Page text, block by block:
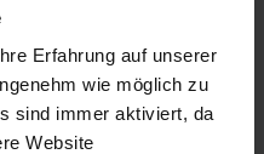
Erfahrung auf unserer
wie möglich zu
sind immer aktiviert, da
Website
8. Juni 2026